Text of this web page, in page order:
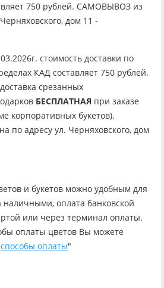
750 рублей. САМОВЫВОЗ из
дом 11 -
стоимость доставки по
КАД составляет 750 рублей.
срезанных
БЕСПЛАТНАЯ при заказе
корпоративных букетов).
по адресу ул. Черняховского, дом
и букетов можно удобным для
наличными, оплата банковской
или через терминал оплаты.
оплаты цветов Вы можете
способы оплаты"